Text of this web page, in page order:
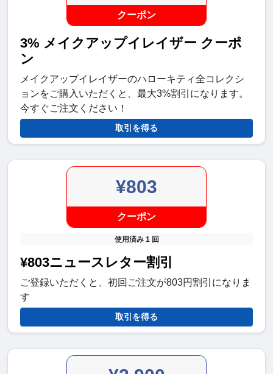
クーポン
3% メイクアップイレイザー クーポ
ン
メイクアップイレイザーのハローキティ全コレクシ
ョンをご購入いただくと、最大3%割引になります。
今すぐご注文ください！
取引を得る
¥803
クーポン
使用済み 1 回
¥803ニュースレター割引
ご登録いただくと、初回ご注文が803円割引になりま
す
取引を得る